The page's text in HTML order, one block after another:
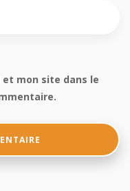
mon site dans le